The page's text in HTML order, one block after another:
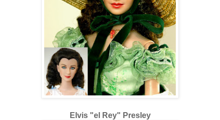
Elvis "el Rey" Presley